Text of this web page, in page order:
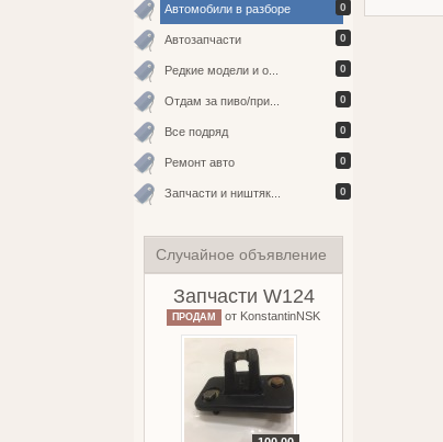
Автомобили в разборе 0
Автозапчасти 0
Редкие модели и о... 0
Отдам за пиво/при... 0
Все подряд 0
Ремонт авто 0
Запчасти и ништяк... 0
Случайное объявление
Запчасти W124
ПРОДАМ от KonstantinNSK